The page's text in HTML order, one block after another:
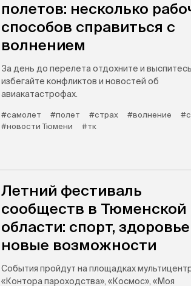
полетов: несколько
способов справиться с
волнением
За день до перелета отдохните и
избегайте конфликтов и новостей об
авиакатастрофах.
#самолет #полет #страх #волнение
#новости Тюмени
#тк
Летний фестиваль
сообществ в Тюменской
области: спорт,
новые возможности
События пройдут на площадках
«Контора пароходства», «Космос», «Моя